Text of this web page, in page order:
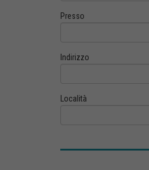
Presso
Indirizzo
Località